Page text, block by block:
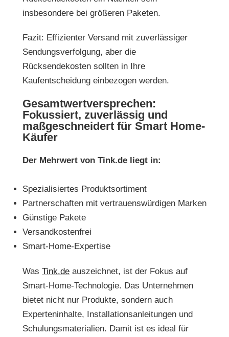
insbesondere bei größeren Paketen.
Fazit: Effizienter Versand mit zuverlässiger
Sendungsverfolgung, aber die
Rücksendekosten sollten in Ihre
Kaufentscheidung einbezogen werden.
Gesamtwertversprechen:
Fokussiert, zuverlässig und
maßgeschneidert für Smart Home-
Käufer
Der Mehrwert von Tink.de liegt in:
Spezialisiertes Produktsortiment
Partnerschaften mit vertrauenswürdigen Marken
Günstige Pakete
Versandkostenfrei
Smart-Home-Expertise
Was Tink.de auszeichnet, ist der Fokus auf
Smart-Home-Technologie. Das Unternehmen
bietet nicht nur Produkte, sondern auch
Experteninhalte, Installationsanleitungen und
Schulungsmaterialien. Damit ist es ideal für